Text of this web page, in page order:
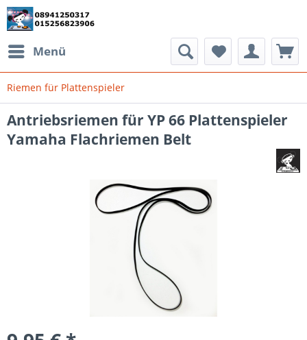
Menü
Riemen für Plattenspieler
Antriebsriemen für YP 66 Plattenspieler
Yamaha Flachriemen Belt